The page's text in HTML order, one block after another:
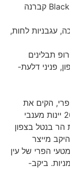
קוג'י, מירין ושמן שומשום- בליווי בהט Black קברנה
לחות,
פניני דלעת-
הקים את
בקיבוץ עין זיוון, המייצר משנת 2007 יינות מענבי
בנטל בצפון
היקב מייצר
הפרי של עין
ביקב-